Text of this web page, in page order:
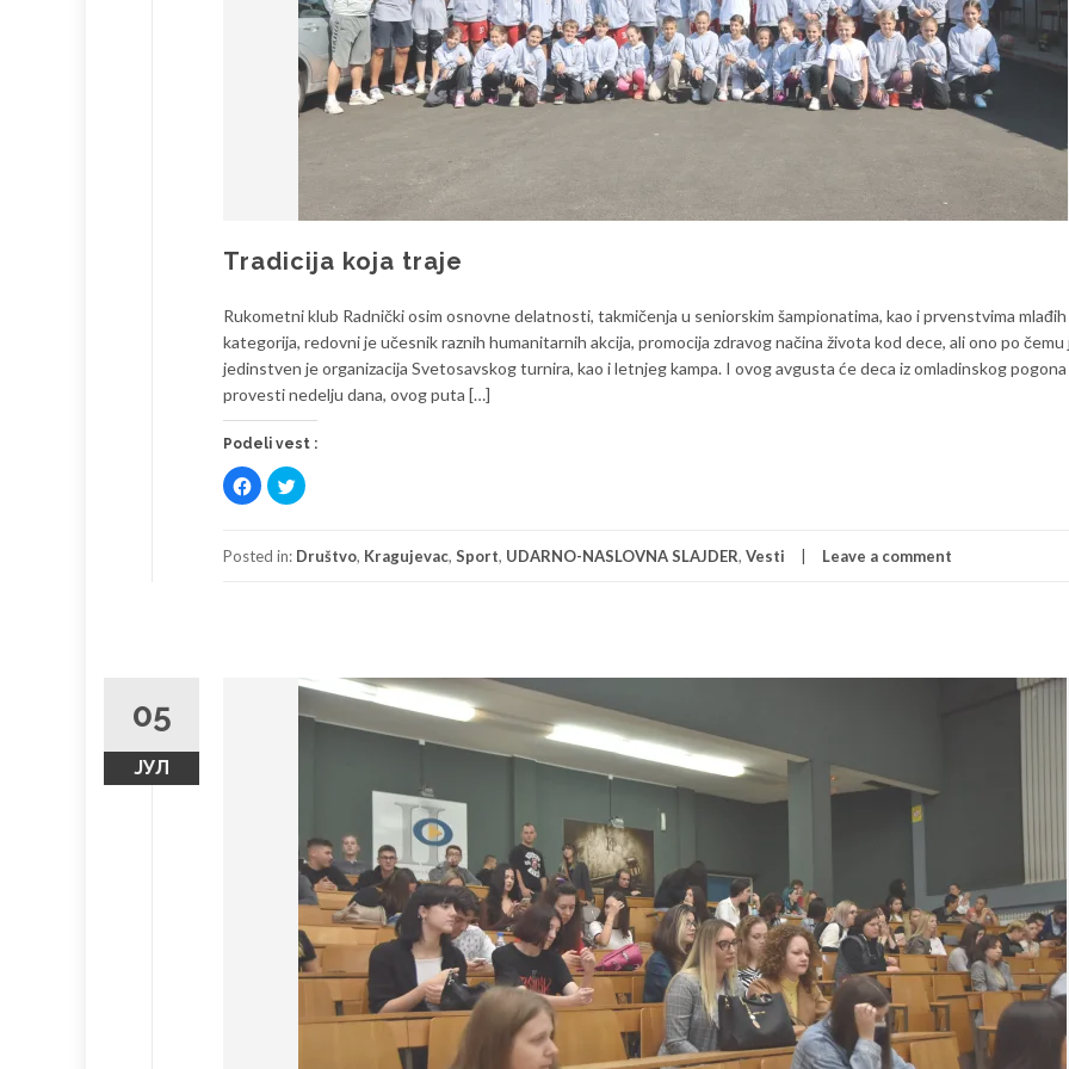
Tradicija koja traje
Rukometni klub Radnički osim osnovne delatnosti, takmičenja u seniorskim šampionatima, kao i prvenstvima mlađih
kategorija, redovni je učesnik raznih humanitarnih akcija, promocija zdravog načina života kod dece, ali ono po čemu
jedinstven je organizacija Svetosavskog turnira, kao i letnjeg kampa. I ovog avgusta će deca iz omladinskog pogona
provesti nedelju dana, ovog puta […]
Podeli vest :
Click
to
share
(Opens
in
Click
to
(Opens
in
Posted in: Društvo, Kragujevac, Sport, UDARNO-NASLOVNA SLAJDER, Vesti Leave a comment
05
ЈУЛ